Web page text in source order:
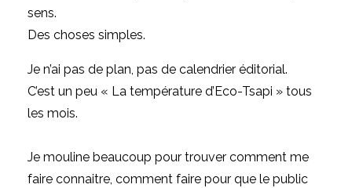
sens.
Des choses simples.
Je n’ai pas de plan, pas de calendrier éditorial.
C’est un peu « La température d’Eco-Tsapi » tous
les mois.
Je mouline beaucoup pour trouver comment me
faire connaitre, comment faire pour que le public